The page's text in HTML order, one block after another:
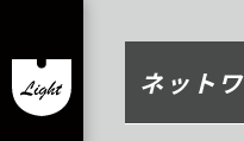
ネット